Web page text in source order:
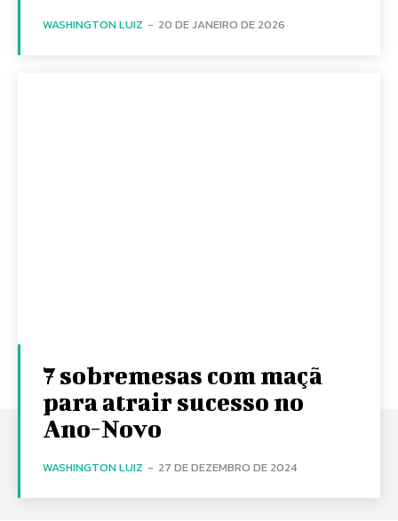
WASHINGTON LUIZ - 20 DE JANEIRO DE 2026
7 sobremesas com maçã
para atrair sucesso no
Ano-Novo
WASHINGTON LUIZ - 27 DE DEZEMBRO DE 2024